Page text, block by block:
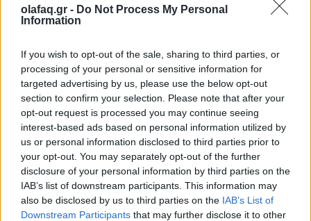
olafaq.gr - Do Not Process My Personal
Information
If you wish to opt-out of the sale, sharing to third parties, or
processing of your personal or sensitive information for
targeted advertising by us, please use the below opt-out
section to confirm your selection. Please note that after your
opt-out request is processed you may continue seeing
interest-based ads based on personal information utilized by
us or personal information disclosed to third parties prior to
your opt-out. You may separately opt-out of the further
disclosure of your personal information by third parties on the
IAB’s list of downstream participants. This information may
also be disclosed by us to third parties on the IAB’s List of
Downstream Participants that may further disclose it to other
Την Κυριακή 26 Οκτωβρίου, στις 04:00 τα ξημερώματα, θα
χρόνο: θα γυρίσουμε τα ρολόγια μας πίσω μία ώρα, για να
"εξοικονομήσουμε ενέργεια".